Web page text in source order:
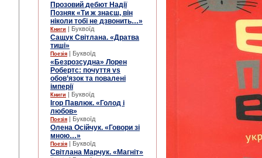
Прозовий дебют Надії
Позняк «Ти ж знаєш, він
ніколи тобі не дзвонить…»
Книги | Буквоїд
Сащук Світлана. «Дратва
тиші»
Поезія | Буквоїд
«Безрозсудна» Лорен
Робертс: почуття vs
обов’язок та повалені
імперії
Книги | Буквоїд
Ігор Павлюк. «Голод і
любов»
Поезія | Буквоїд
Олена Осійчук. «Говори зі
мною…»
Поезія | Буквоїд
Світлана Марчук. «Магніт»